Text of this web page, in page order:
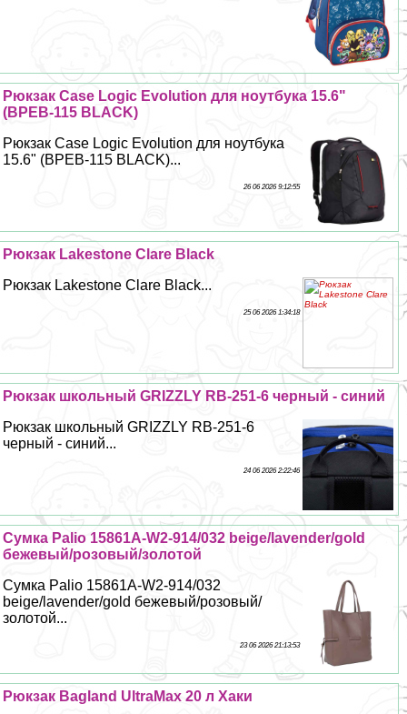
Рюкзак Case Logic Evolution для ноутбука 15.6"
(BPEB-115 BLACK)
Рюкзак Case Logic Evolution для ноутбука
15.6" (BPEB-115 BLACK)...
26 06 2026 9:12:55
Рюкзак Lakestone Clare Black
Рюкзак Lakestone Clare Black...
25 06 2026 1:34:18
Рюкзак школьный GRIZZLY RB-251-6 черный - синий
Рюкзак школьный GRIZZLY RB-251-6
черный - синий...
24 06 2026 2:22:46
Сумка Palio 15861A-W2-914/032 beige/lavender/gold
бежевый/розовый/золотой
Сумка Palio 15861A-W2-914/032
beige/lavender/gold бежевый/розовый/
золотой...
23 06 2026 21:13:53
Рюкзак Bagland UltraMax 20 л Хаки